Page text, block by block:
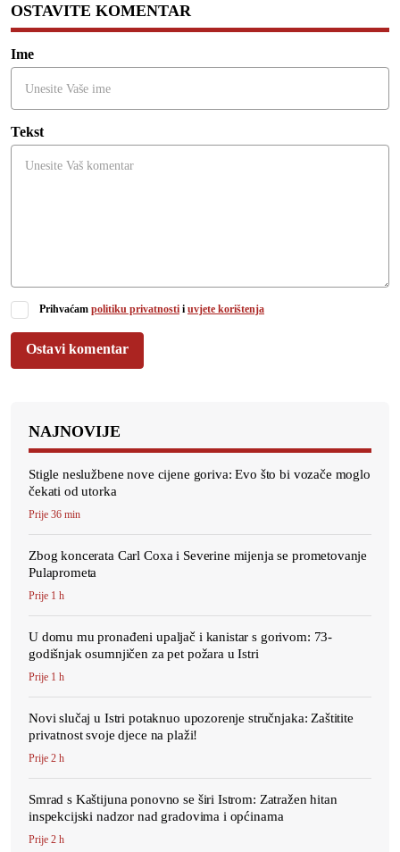
OSTAVITE KOMENTAR
Ime
Tekst
Prihvaćam politiku privatnosti i uvjete korištenja
Ostavi komentar
NAJNOVIJE
Stigle neslužbene nove cijene goriva: Evo što bi vozače moglo
čekati od utorka
Prije 36 min
Zbog koncerata Carl Coxa i Severine mijenja se prometovanje
Pulaprometa
Prije 1 h
U domu mu pronađeni upaljač i kanistar s gorivom: 73-
godišnjak osumnjičen za pet požara u Istri
Prije 1 h
Novi slučaj u Istri potaknuo upozorenje stručnjaka: Zaštitite
privatnost svoje djece na plaži!
Prije 2 h
Smrad s Kaštijuna ponovno se širi Istrom: Zatražen hitan
inspekcijski nadzor nad gradovima i općinama
Prije 2 h